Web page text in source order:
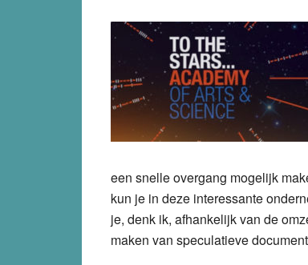
een snelle overgang mogelijk
kun je in deze interessante
je, denk ik, afhankelijk van de
maken van speculatieve